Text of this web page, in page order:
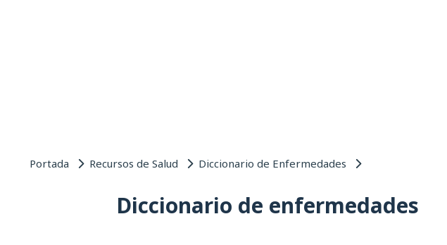
Portada Recursos de Salud Diccionario de Enfermedades
Diccionario de enfermedades